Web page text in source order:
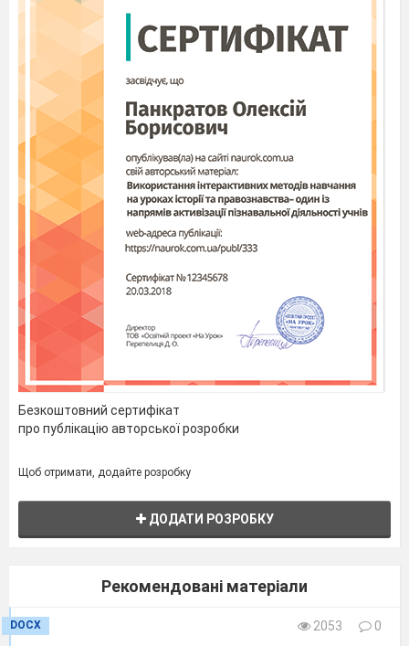
Безкоштовний сертифікат
про публікацію авторської розробки
Щоб отримати, додайте розробку
ДОДАТИ РОЗРОБКУ
Рекомендовані матеріали
DOCX 2053
0